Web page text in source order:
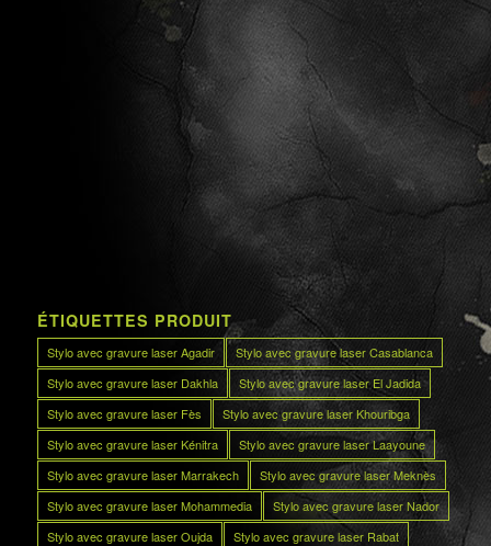
ÉTIQUETTES PRODUIT
Stylo avec gravure laser Agadir
Stylo avec gravure laser Casablanca
Stylo avec gravure laser Dakhla
Stylo avec gravure laser El Jadida
Stylo avec gravure laser Fès
Stylo avec gravure laser Khouribga
Stylo avec gravure laser Kénitra
Stylo avec gravure laser Laayoune
Stylo avec gravure laser Marrakech
Stylo avec gravure laser Meknès
Stylo avec gravure laser Mohammedia
Stylo avec gravure laser Nador
Stylo avec gravure laser Oujda
Stylo avec gravure laser Rabat